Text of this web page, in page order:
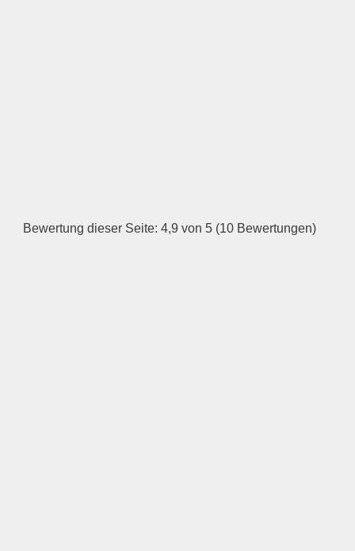
—
Bewertung dieser Seite: 4,9 von 5 (10 Bewertungen)